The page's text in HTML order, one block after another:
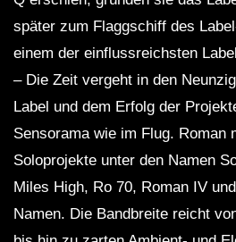
später zum Flaggschiff des
einem der einflussreichsten
– Die Zeit vergeht in den
Label und dem Erfolg der
Sensorama wie im Flug. Roman
Soloprojekte unter den Namen
Miles High, Ro 70, Roman IV
Namen. Die Bandbreite reicht